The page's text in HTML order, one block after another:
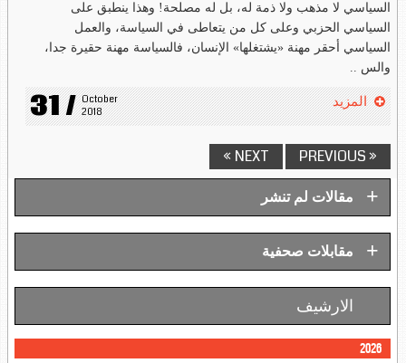
السياسي لا مذهب ولا ذمة له، بل له مصلحة! وهذا ينطبق على
السياسي الحزبي وعلى كل من يتعاطى في السياسة، والعمل
السياسي أحقر مهنة «يشتغلها» الإنسان، فالسياسة مهنة حقيرة جدا،
والس ..
31 / October
2018
المزيد
« PREVIOUS
NEXT »
مقالات لم تنشر +
مقابلات صحفية +
الارشيف
2026